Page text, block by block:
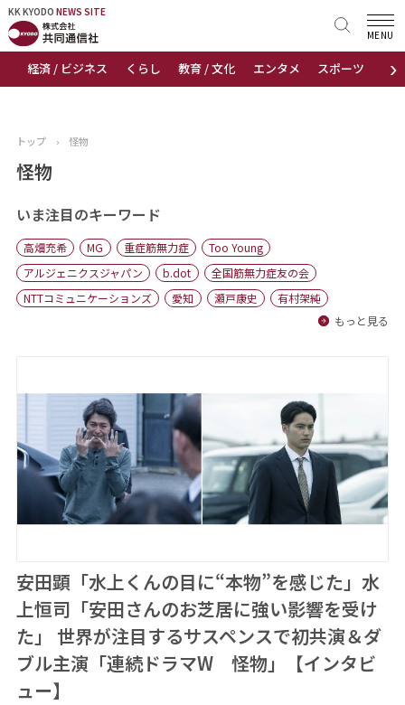
KK KYODO NEWS SITE
›
経済 / ビジネス くらし 教育 / 文化 エンタメ スポーツ 地域
MENU
KK KYODONEWS SITE
トップページ
ニュース
おすすめコンテンツ
出版物
会社概要
トップ › 怪物
怪物
いま注目のキーワード
高畑充希 MG 重症筋無力症
Too Young
アルジェニクスジャパン
b.dot
全国筋無力症友の会
NTTコミュニケーションズ
愛知 瀬戸康史
有村架純
もっと見る
安田顕「水上くんの目に“本物”を感じた」水
上恒司「安田さんのお芝居に強い影響を受け
た」 世界が注目するサスペンスで初共演＆ダ
ブル主演「連続ドラマW 怪物」【インタビ
ュー】